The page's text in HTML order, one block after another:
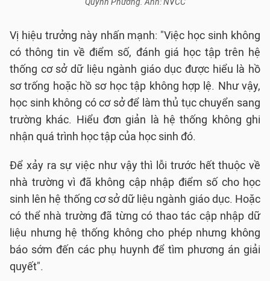
Quỳnh Phương. Ảnh: NVCC
Vị hiệu trưởng này nhấn mạnh: "Việc học sinh không
có thông tin về điểm số, đánh giá học tập trên hệ
thống cơ sở dữ liệu ngành giáo dục được hiểu là hồ
sơ trống hoặc hồ sơ học tập không hợp lệ. Như vậy,
học sinh không có cơ sở để làm thủ tục chuyển sang
trường khác. Hiểu đơn giản là hệ thống không ghi
nhận quá trình học tập của học sinh đó.
Để xảy ra sự việc như vậy thì lỗi trước hết thuộc về
nhà trường vì đã không cập nhập điểm số cho học
sinh lên hệ thống cơ sở dữ liệu ngành giáo dục. Hoặc
có thể nhà trường đã từng có thao tác cập nhập dữ
liệu nhưng hệ thống không cho phép nhưng không
báo sớm đến các phụ huynh để tìm phương án giải
quyết".